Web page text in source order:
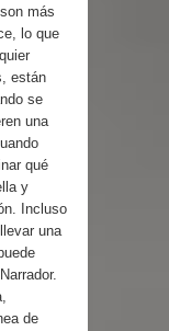
más
lo que
están
se
una
qué
y
Incluso
una
de